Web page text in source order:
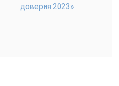
доверия.2023»